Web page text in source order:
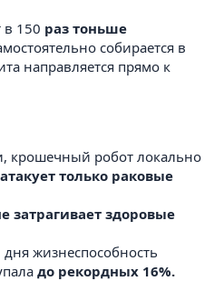
в 150 раз тоньше
собирается в
направляется прямо к
крошечный робот локально
атакует только раковые
затрагивает здоровые
жизнеспособность
до рекордных 16%.